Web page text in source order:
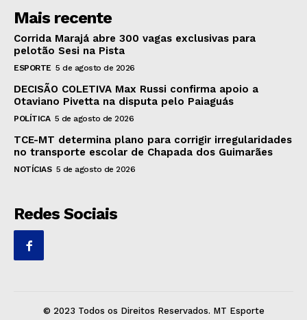
Mais recente
Corrida Marajá abre 300 vagas exclusivas para
pelotão Sesi na Pista
ESPORTE 5 de agosto de 2026
DECISÃO COLETIVA Max Russi confirma apoio a
Otaviano Pivetta na disputa pelo Paiaguás
POLÍTICA 5 de agosto de 2026
TCE-MT determina plano para corrigir irregularidades
no transporte escolar de Chapada dos Guimarães
NOTÍCIAS 5 de agosto de 2026
Redes Sociais
© 2023 Todos os Direitos Reservados. MT Esporte